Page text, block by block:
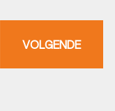
VOLGENDE